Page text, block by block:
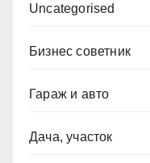
Uncategorised
Бизнес советник
Гараж и авто
Дача, участок